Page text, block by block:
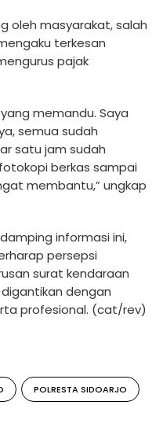
oleh masyarakat, salah
terkesan
pajak
memandu. Saya
semua sudah
satu jam sudah
berkas sampai
membantu,” ungkap
informasi ini,
persepsi
surat kendaraan
dengan
profesional. (cat/rev)
POLRESTA SIDOARJO